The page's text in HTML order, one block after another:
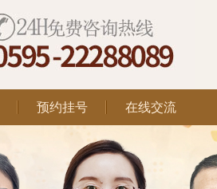
预约挂号 在线交流